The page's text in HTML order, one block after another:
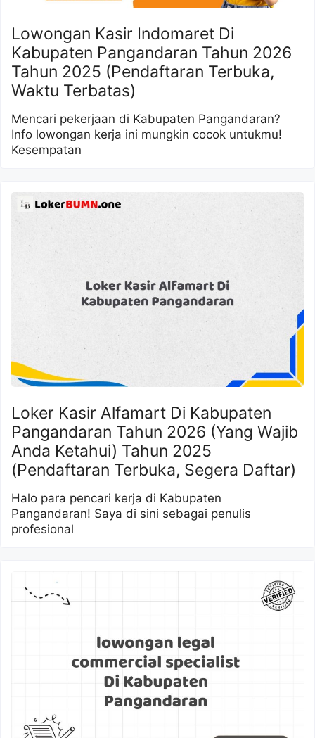
Lowongan Kasir Indomaret Di
Kabupaten Pangandaran Tahun 2026
Tahun 2025 (Pendaftaran Terbuka,
Waktu Terbatas)
Mencari pekerjaan di Kabupaten Pangandaran?
Info lowongan kerja ini mungkin cocok untukmu!
Kesempatan
Loker Kasir Alfamart Di Kabupaten
Pangandaran Tahun 2026 (Yang Wajib
Anda Ketahui) Tahun 2025
(Pendaftaran Terbuka, Segera Daftar)
Halo para pencari kerja di Kabupaten
Pangandaran! Saya di sini sebagai penulis
profesional